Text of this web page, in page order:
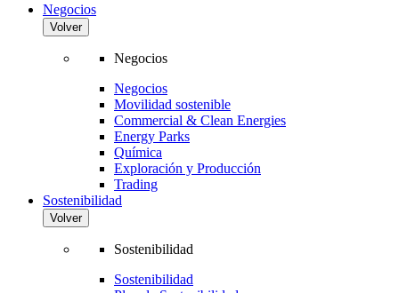
Negocios
Volver
Negocios
Negocios
Movilidad sostenible
Commercial & Clean Energies
Energy Parks
Química
Exploración y Producción
Trading
Sostenibilidad
Volver
Sostenibilidad
Sostenibilidad